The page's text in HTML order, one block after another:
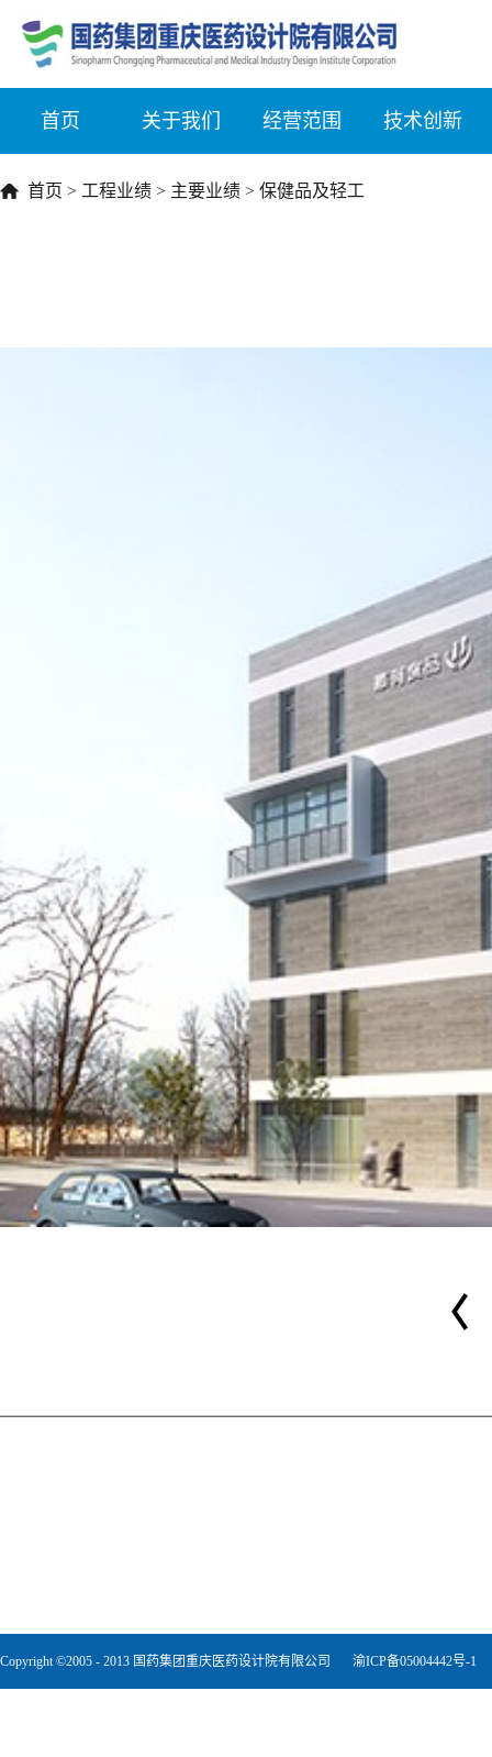
首页 关于我们 经营范围 技术创新
首页 > 工程业绩 > 主要业绩 > 保健品及轻工
Copyright ©2005 - 2013 国药集团重庆医药设计院有限公司 渝ICP备05004442号-1